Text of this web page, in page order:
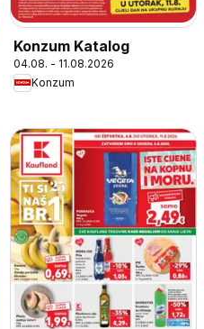
Konzum Katalog
04.08. - 11.08.2026
Konzum